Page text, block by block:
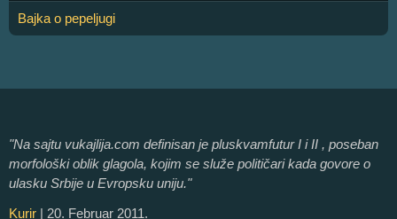
Bajka o pepeljugi
"Na sajtu vukajlija.com definisan je pluskvamfutur I i II , poseban
morfološki oblik glagola, kojim se služe političari kada govore o
ulasku Srbije u Evropsku uniju."
Kurir | 20. Februar 2011.